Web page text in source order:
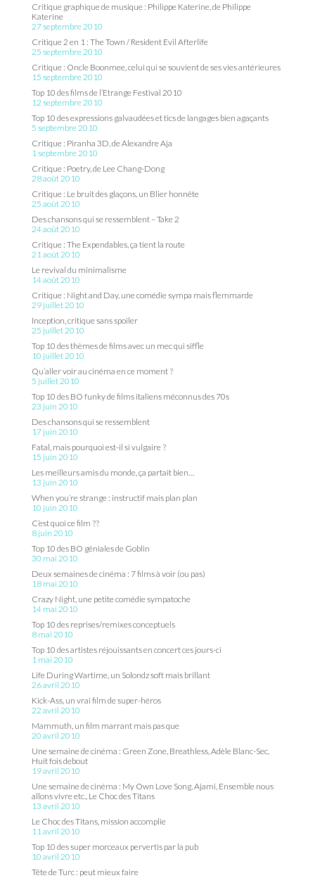
Critique graphique de musique : Philippe Katerine, de Philippe
Katerine
27 septembre 2010
Critique 2 en 1 : The Town / Resident Evil Afterlife
25 septembre 2010
Critique : Oncle Boonmee, celui qui se souvient de ses vies antérieures
15 septembre 2010
Top 10 des films de l’Etrange Festival 2010
12 septembre 2010
Top 10 des expressions galvaudées et tics de langages bien agaçants
5 septembre 2010
Critique : Piranha 3D, de Alexandre Aja
1 septembre 2010
Critique : Poetry, de Lee Chang-Dong
28 août 2010
Critique : Le bruit des glaçons, un Blier honnête
25 août 2010
Des chansons qui se ressemblent – Take 2
24 août 2010
Critique : The Expendables, ça tient la route
21 août 2010
Le revival du minimalisme
14 août 2010
Critique : Night and Day, une comédie sympa mais flemmarde
29 juillet 2010
Inception, critique sans spoiler
25 juillet 2010
Top 10 des thèmes de films avec un mec qui siffle
10 juillet 2010
Qu’aller voir au cinéma en ce moment ?
5 juillet 2010
Top 10 des BO funky de films italiens méconnus des 70s
23 juin 2010
Des chansons qui se ressemblent
17 juin 2010
Fatal, mais pourquoi est-il si vulgaire ?
15 juin 2010
Les meilleurs amis du monde, ça partait bien…
13 juin 2010
When you’re strange : instructif mais plan plan
10 juin 2010
C’est quoi ce film ??
8 juin 2010
Top 10 des BO géniales de Goblin
30 mai 2010
Deux semaines de cinéma : 7 films à voir (ou pas)
18 mai 2010
Crazy Night, une petite comédie sympatoche
14 mai 2010
Top 10 des reprises/remixes conceptuels
8 mai 2010
Top 10 des artistes réjouissants en concert ces jours-ci
1 mai 2010
Life During Wartime, un Solondz soft mais brillant
26 avril 2010
Kick-Ass, un vrai film de super-héros
22 avril 2010
Mammuth, un film marrant mais pas que
20 avril 2010
Une semaine de cinéma : Green Zone, Breathless, Adèle Blanc-Sec,
Huit fois debout
19 avril 2010
Une semaine de cinéma : My Own Love Song, Ajami, Ensemble nous
allons vivre etc., Le Choc des Titans
13 avril 2010
Le Choc des Titans, mission accomplie
11 avril 2010
Top 10 des super morceaux pervertis par la pub
10 avril 2010
Tête de Turc : peut mieux faire